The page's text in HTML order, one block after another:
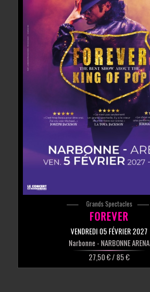
Grands Spectacles
FOREVER
VENDREDI 05 FÉVRIER 2027
Narbonne - NARBONNE ARENA
27,50 € / 85 €